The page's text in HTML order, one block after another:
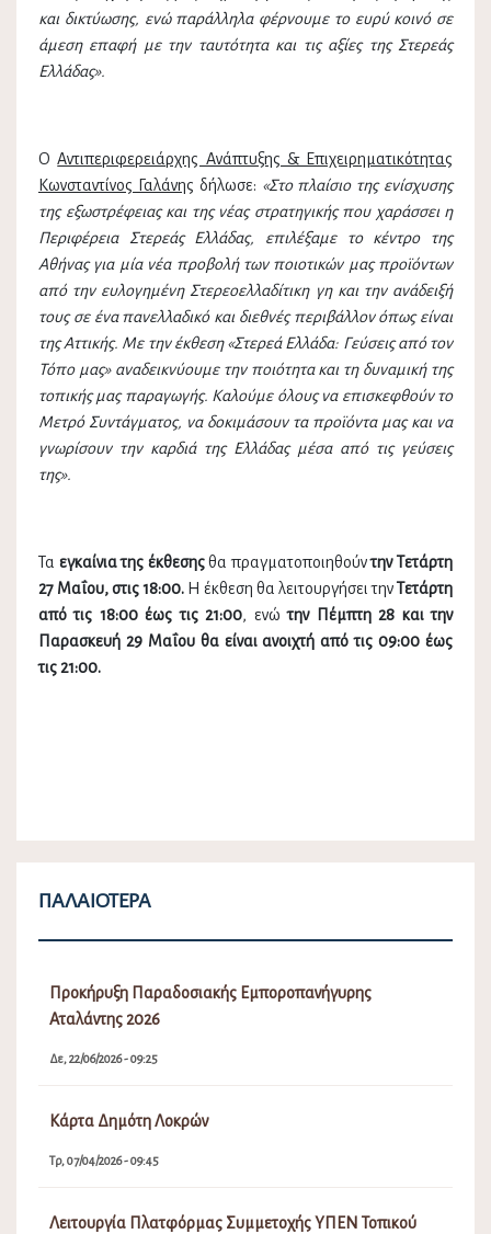
και δικτύωσης, ενώ παράλληλα φέρνουμε το ευρύ κοινό σε
άμεση επαφή με την ταυτότητα και τις αξίες της Στερεάς
Ελλάδας».
ΟΑντιπεριφερειάρχης Ανάπτυξης & Επιχειρηματικότητας
Κωνσταντίνος Γαλάνης δήλωσε: «Στο πλαίσιο της ενίσχυσης
της εξωστρέφειας και της νέας στρατηγικής που χαράσσει η
Περιφέρεια Στερεάς Ελλάδας, επιλέξαμε το κέντρο της
Αθήνας για μία νέα προβολή των ποιοτικών μας προϊόντων
από την ευλογημένη Στερεοελλαδίτικη γη και την ανάδειξή
τους σε ένα πανελλαδικό και διεθνές περιβάλλον όπως είναι
της Αττικής. Με την έκθεση «Στερεά Ελλάδα: Γεύσεις από τον
Τόπο μας» αναδεικνύουμε την ποιότητα και τη δυναμική της
τοπικής μας παραγωγής. Καλούμε όλους να επισκεφθούν το
Μετρό Συντάγματος, να δοκιμάσουν τα προϊόντα μας και να
γνωρίσουν την καρδιά της Ελλάδας μέσα από τις γεύσεις
της».
Τα εγκαίνια της έκθεσηςθα πραγματοποιηθούντην Τετάρτη
27 Μαΐου, στις 18:00. Η έκθεση θα λειτουργήσει τηνΤετάρτη
από τις 18:00 έως τις 21:00, ενώτην Πέμπτη 28 και την
Παρασκευή 29 Μαΐου θα είναι ανοιχτή από τις 09:00 έως
τις 21:00.
ΠΑΛΑΙΌΤΕΡΑ
Προκήρυξη Παραδοσιακής Εμποροπανήγυρης
Αταλάντης 2026
Δε, 22/06/2026 - 09:25
Κάρτα Δημότη Λοκρών
Τρ, 07/04/2026 - 09:45
Λειτουργία Πλατφόρμας Συμμετοχής ΥΠΕΝ Τοπικού